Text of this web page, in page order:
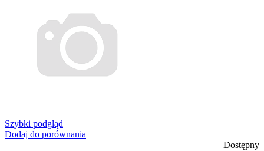
Szybki podgląd
Dodaj do porównania
Dostępny